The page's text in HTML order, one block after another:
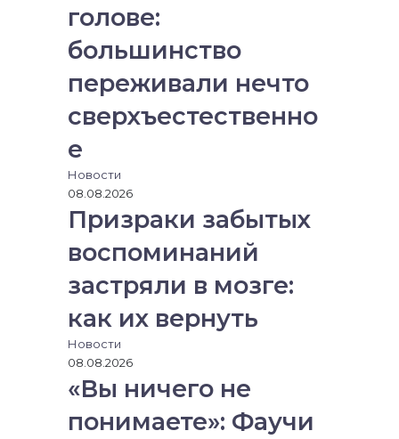
голове:
большинство
переживали нечто
сверхъестественно
е
Новости
08.08.2026
Призраки забытых
воспоминаний
застряли в мозге:
как их вернуть
Новости
08.08.2026
«Вы ничего не
понимаете»: Фаучи